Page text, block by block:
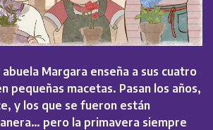
Margara enseña a sus cuatro
pequeñas macetas. Pasan los años,
y los que se fueron están
pero la primavera siempre